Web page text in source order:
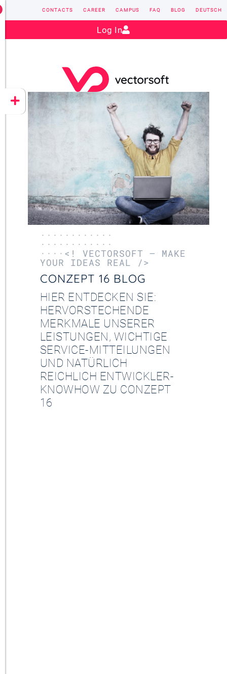
CONZEPT 16
YEET
Contact: sales@vectorsoft.de
CONTACTS CAREER CAMPUS FAQ BLOG DEUTSCH
Log In
············
············
····<! VECTORSOFT – MAKE
YOUR IDEAS REAL />
CONZEPT 16 BLOG
HIER ENTDECKEN SIE:
HERVORSTECHENDE
MERKMALE UNSERER
LEISTUNGEN, WICHTIGE
SERVICE-MITTEILUNGEN
UND NATÜRLICH
REICHLICH ENTWICKLER-
KNOWHOW ZU CONZEPT
16